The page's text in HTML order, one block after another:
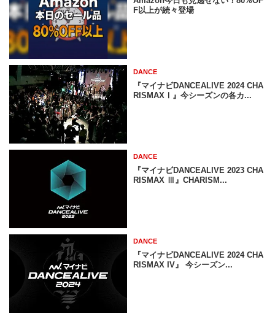
F以上が続々登場
DANCE
『マイナビDANCEALIVE 2024 CHA
RISMAXⅠ』今シーズンの各カ...
DANCE
『マイナビDANCEALIVE 2023 CHA
RISMAX Ⅲ』CHARISM...
DANCE
『マイナビDANCEALIVE 2024 CHA
RISMAX IV』 今シーズン...